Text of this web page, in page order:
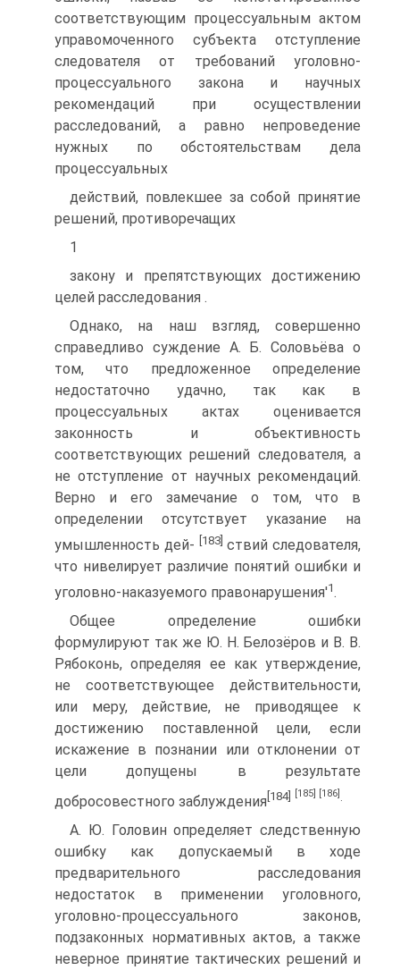
соответствующим процессуальным актом
управомоченного субъекта отступление
следователя от требований уголовно-
процессуального закона и научных
рекомендаций при осуществлении
расследований, а равно непроведение
нужных по обстоятельствам дела
процессуальных
действий, повлекшее за собой принятие
решений, противоречащих
1
закону и препятствующих достижению
целей расследования .
Однако, на наш взгляд, совершенно
справедливо суждение А. Б. Соловьёва о
том, что предложенное определение
недостаточно удачно, так как в
процессуальных актах оценивается
законность и объективность
соответствующих решений следователя, а
не отступление от научных рекомендаций.
Верно и его замечание о том, что в
определении отсутствует указание на
умышленность дей- [183] ствий следователя,
что нивелирует различие понятий ошибки и
уголовно-наказуемого правонарушения'1.
Общее определение ошибки
формулируют так же Ю. Н. Белозёров и В. В.
Рябоконь, определяя ее как утверждение,
не соответствующее действительности,
или меру, действие, не приводящее к
достижению поставленной цели, если
искажение в познании или отклонении от
цели допущены в результате
добросовестного заблуждения [184] [185] [186]
А. Ю. Головин определяет следственную
ошибку как допускаемый в ходе
предварительного расследования
недостаток в применении уголовного,
уголовно-процессуального законов,
подзаконных нормативных актов, а также
неверное принятие тактических решений и